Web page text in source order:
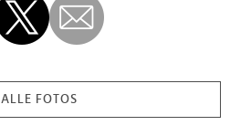
ALLE FOTOS